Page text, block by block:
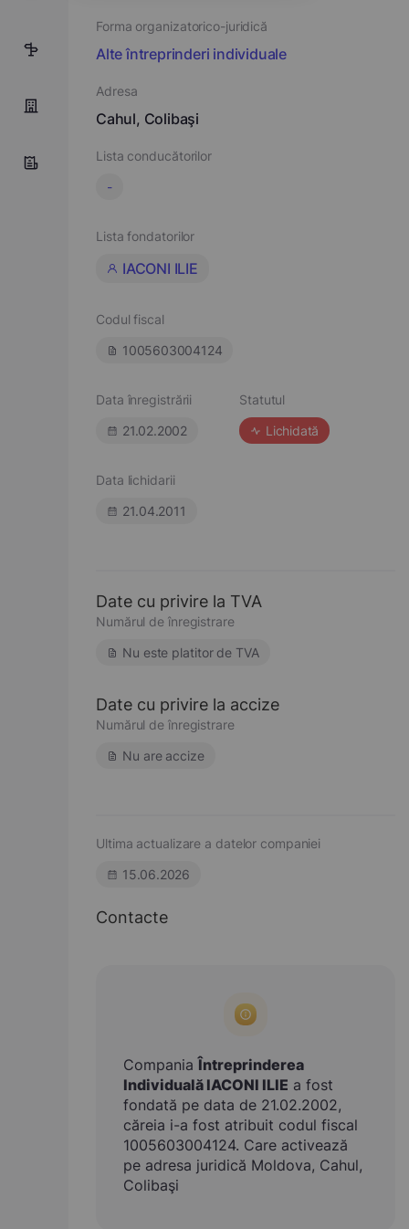
5
Forma organizatorico-juridică
Alte întreprinderi individuale
Adresa
Cahul, Colibaşi
Lista conducătorilor
-
Lista fondatorilor
IACONI ILIE
Codul fiscal
1005603004124
Data înregistrării
21.02.2002
Statutul
Lichidată
Data lichidarii
21.04.2011
Date cu privire la TVA
Numărul de înregistrare
Nu este platitor de TVA
Date cu privire la accize
Numărul de înregistrare
Nu are accize
Ultima actualizare a datelor companiei
15.06.2026
Contacte
CompaniaÎntreprinderea
Individuală IACONI ILIE a fost
fondată pe data de 21.02.2002,
căreia i-a fost atribuit codul fiscal
1005603004124. Care activează
pe adresa juridică Moldova, Cahul,
Colibaşi